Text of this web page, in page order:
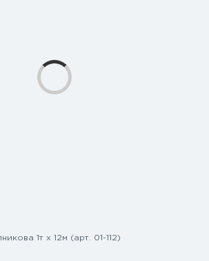
1т х 12м (арт. 01-112)